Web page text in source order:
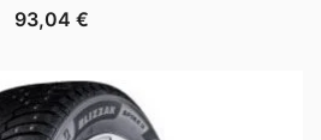
93,04 €